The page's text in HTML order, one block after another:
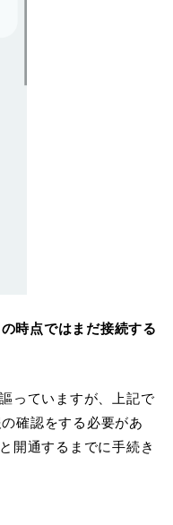
時点ではまだ接続する
っていますが、上記で
確認をする必要があ
開通するまでに手続き